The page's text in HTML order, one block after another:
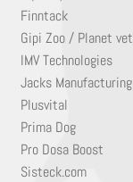
Finntack
Gipi Zoo / Planet vet
IMV Technologies
Jacks Manufacturing
Plusvital
Prima Dog
Pro Dosa Boost
Sisteck.com